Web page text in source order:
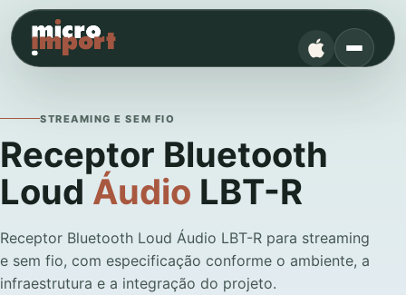
STREAMING E SEM FIO
Receptor Bluetooth
Loud Áudio LBT-R
Receptor Bluetooth Loud Áudio LBT-R para streaming
e sem fio, com especificação conforme o ambiente, a
infraestrutura e a integração do projeto.